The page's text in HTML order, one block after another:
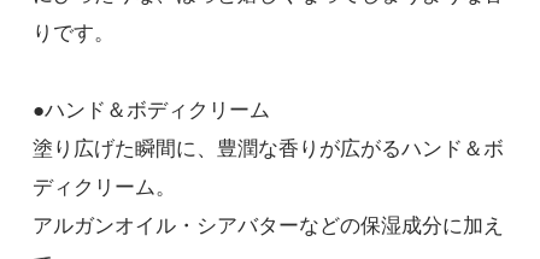
りです。
●ハンド＆ボディクリーム
塗り広げた瞬間に、豊潤な香りが広がるハンド＆ボ
ディクリーム。
アルガンオイル・シアバターなどの保湿成分に加え